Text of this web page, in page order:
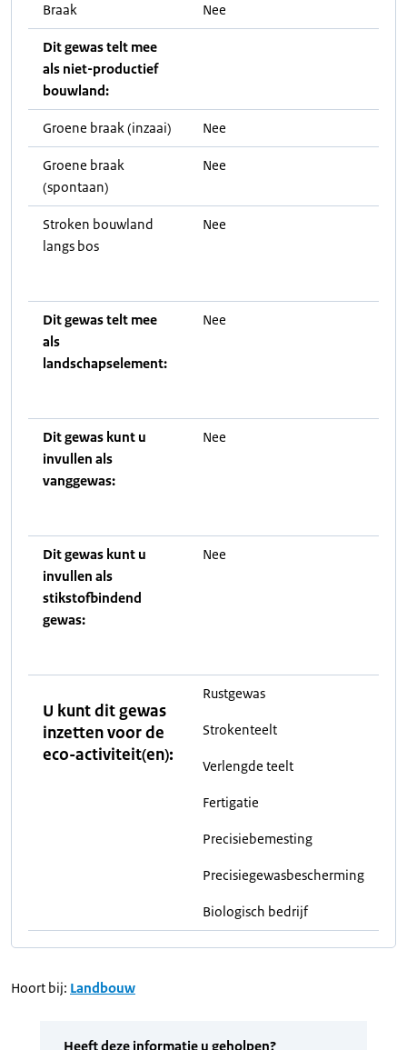
Braak Nee
Dit gewas telt mee
als niet-productief
bouwland:
Groene braak (inzaai) Nee
Groene braak
(spontaan)
Nee
Stroken bouwland
langs bos
Nee
Dit gewas telt mee
als
landschapselement:
Nee
Dit gewas kunt u
invullen als
vanggewas:
Nee
Dit gewas kunt u
invullen als
stikstofbindend
gewas:
Nee
U kunt dit gewas
inzetten voor de
eco-activiteit(en):
Rustgewas
Strokenteelt
Verlengde teelt
Fertigatie
Precisiebemesting
Precisiegewasbescherming
Biologisch bedrijf
Hoort bij: Landbouw